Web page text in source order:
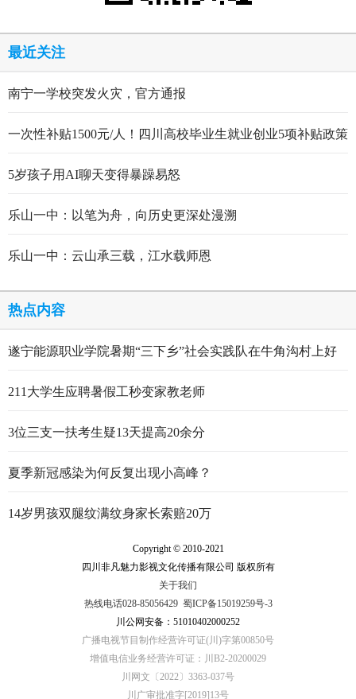
最近关注
南宁一学校突发火灾，官方通报
一次性补贴1500元/人！四川高校毕业生就业创业5项补贴政策
5岁孩子用AI聊天变得暴躁易怒
乐山一中：以笔为舟，向历史更深处漫溯
乐山一中：云山承三载，江水载师恩
热点内容
遂宁能源职业学院暑期“三下乡”社会实践队在牛角沟村上好
211大学生应聘暑假工秒变家教老师
3位三支一扶考生疑13天提高20余分
夏季新冠感染为何反复出现小高峰？
14岁男孩双腿纹满纹身家长索赔20万
Copyright © 2010-2021
四川非凡魅力影视文化传播有限公司 版权所有
关于我们
热线电话028-85056429 蜀ICP备15019259号-3
川公网安备：51010402000252
广播电视节目制作经营许可证(川)字第00850号
增值电信业务经营许可证：川B2-20200029
川网文〔2022〕3363-037号
川广审批准字[2019]13号